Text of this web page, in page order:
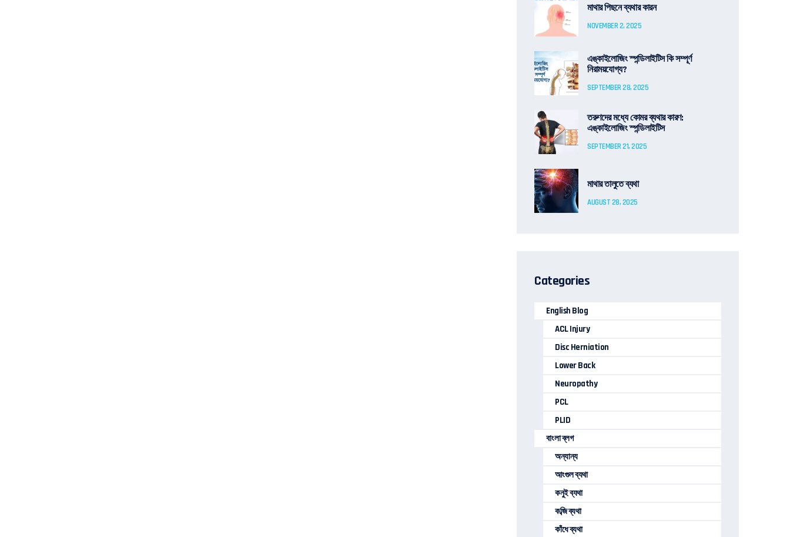
মাথার পিছনে ব্যথার কারন
NOVEMBER 2, 2025
এঙ্কাইলোজিং স্পন্ডিলাইটিস কি সম্পূর্ণ
নিরাময়যোগ্য?
SEPTEMBER 28, 2025
তরুণদের মধ্যে কোমর ব্যথার কারণ:
এঙ্কাইলোজিং স্পন্ডিলাইটিস
SEPTEMBER 21, 2025
মাথার তালুতে ব্যথা
AUGUST 28, 2025
Categories
English Blog
ACL Injury
Disc Herniation
Lower Back
Neuropathy
PCL
PLID
বাংলা ব্লগ
অন্যান্য
আংগুল ব্যথা
কনুই ব্যথা
কব্জি ব্যথা
কাঁধে ব্যথা